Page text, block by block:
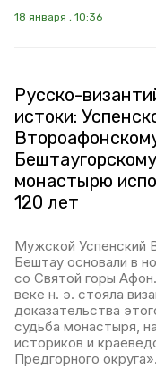
18 января , 10:36
Русско-
истоки:
Бештаугорскому
монастырю
120 лет
Мужской Успенский
Бештау основали в
со Святой горы
веке н. э. стояла
доказательства
судьба монастыря,
историков и
Предгорного округа».